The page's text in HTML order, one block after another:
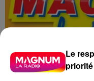
Le
priorité